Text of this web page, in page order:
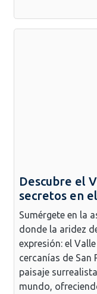
Descubre el
secretos en
Sumérgete en la
donde la aridez
expresión: el
cercanías de San
paisaje
mundo,